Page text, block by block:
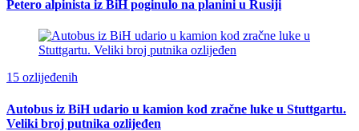
Petero alpinista iz BiH poginulo na planini u Rusiji
15 ozlijeđenih
Autobus iz BiH udario u kamion kod zračne luke u Stuttgartu.
Veliki broj putnika ozlijeđen